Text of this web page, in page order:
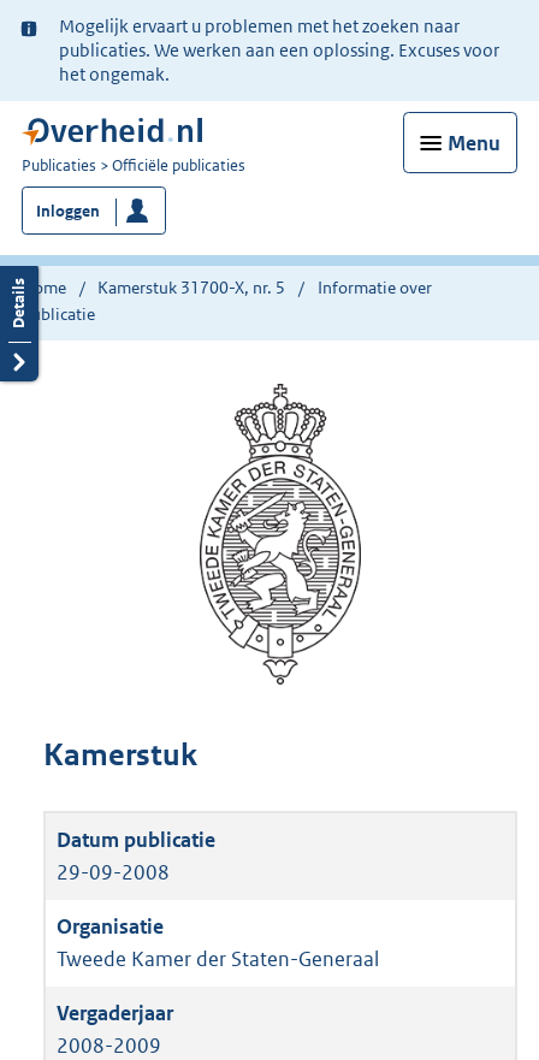
Ter
informatie:
Mogelijk ervaart u problemen met het zoeken naar
publicaties. We werken aan een oplossing. Excuses voor
het ongemak.
Menu
U
bent
nu
hier:
Publicaties Officiële publicaties
Inloggen
Home Kamerstuk 31700-X, nr. 5
Informatie over
publicatie
Kamerstuk
29-09-2008
Tweede Kamer der Staten-Generaal
2008-2009